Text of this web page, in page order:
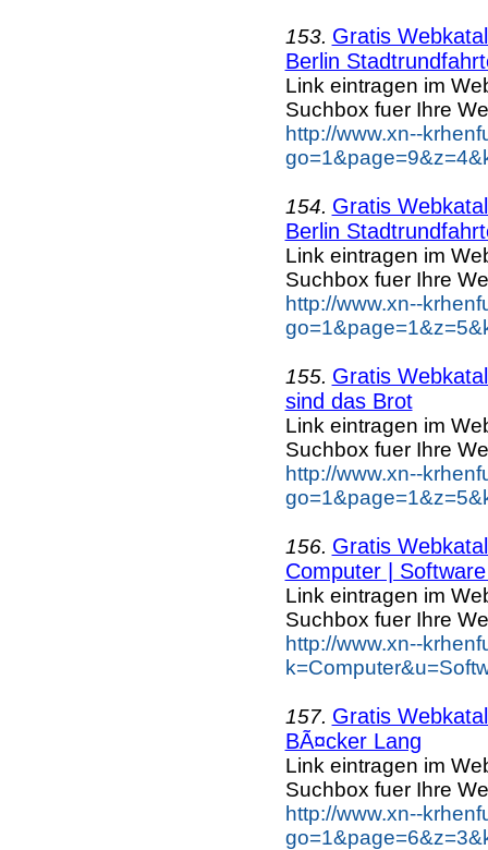
153. Gratis
Berlin
Link eintragen im
Suchbox fuer Ihre
http://www.xn--
154. Gratis
Berlin
Link eintragen im
Suchbox fuer Ihre
http://www.xn--
155. Gratis
sind das Brot
Link eintragen im
Suchbox fuer Ihre
http://www.xn--
156. Gratis
Computer |
Link eintragen im
Suchbox fuer Ihre
http://www.xn--
157. Gratis
BÃ¤cker Lang
Link eintragen im
Suchbox fuer Ihre
http://www.xn--